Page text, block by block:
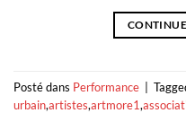
Posté dans Performance
urbain,artistes,artmore1,